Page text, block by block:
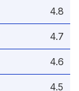
4.8
4.7
4.6
4.5